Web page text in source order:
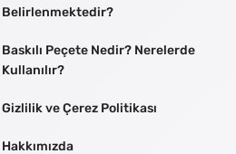
Belirlenmektedir?
Baskılı Peçete Nedir? Nerelerde
Kullanılır?
Gizlilik ve Çerez Politikası
Hakkımızda